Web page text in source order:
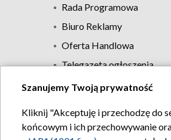
Rada Programowa
Biuro Reklamy
Oferta Handlowa
Telegazeta ogłoszenia
Szanujemy Twoją prywatność
Kliknij "Akceptuję i przechodzę do
końcowym i ich przechowywanie